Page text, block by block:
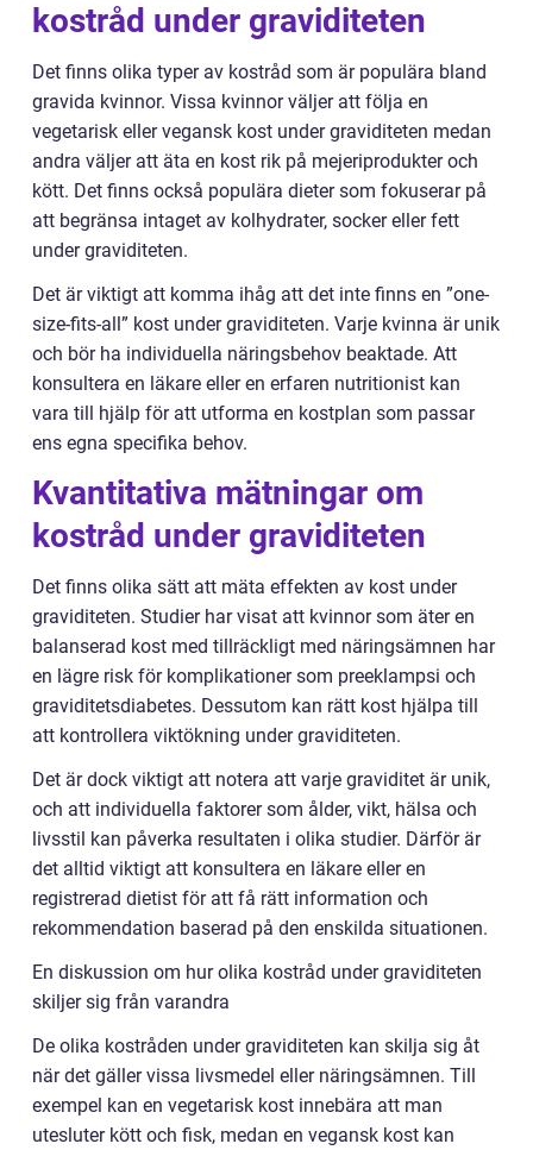
kostråd under graviditeten
Det finns olika typer av kostråd som är populära bland
gravida kvinnor. Vissa kvinnor väljer att följa en
vegetarisk eller vegansk kost under graviditeten medan
andra väljer att äta en kost rik på mejeriprodukter och
kött. Det finns också populära dieter som fokuserar på
att begränsa intaget av kolhydrater, socker eller fett
under graviditeten.
Det är viktigt att komma ihåg att det inte finns en ”one-
size-fits-all” kost under graviditeten. Varje kvinna är unik
och bör ha individuella näringsbehov beaktade. Att
konsultera en läkare eller en erfaren nutritionist kan
vara till hjälp för att utforma en kostplan som passar
ens egna specifika behov.
Kvantitativa mätningar om
kostråd under graviditeten
Det finns olika sätt att mäta effekten av kost under
graviditeten. Studier har visat att kvinnor som äter en
balanserad kost med tillräckligt med näringsämnen har
en lägre risk för komplikationer som preeklampsi och
graviditetsdiabetes. Dessutom kan rätt kost hjälpa till
att kontrollera viktökning under graviditeten.
Det är dock viktigt att notera att varje graviditet är unik,
och att individuella faktorer som ålder, vikt, hälsa och
livsstil kan påverka resultaten i olika studier. Därför är
det alltid viktigt att konsultera en läkare eller en
registrerad dietist för att få rätt information och
rekommendation baserad på den enskilda situationen.
En diskussion om hur olika kostråd under graviditeten
skiljer sig från varandra
De olika kostråden under graviditeten kan skilja sig åt
när det gäller vissa livsmedel eller näringsämnen. Till
exempel kan en vegetarisk kost innebära att man
utesluter kött och fisk, medan en vegansk kost kan